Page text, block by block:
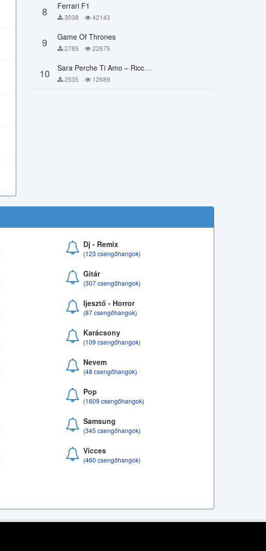
8 Ferrari F1
3038 42143
9 Game Of Thrones
2785 22675
10 Sara Perche Ti Amo – Ricchi E Poveri
2535 12689
Dj - Remix
(123 csengőhangok)
Gitár
(307 csengőhangok)
Ijesztő - Horror
(87 csengőhangok)
Karácsony
(109 csengőhangok)
Nevem
(48 csengőhangok)
Pop
(1609 csengőhangok)
Samsung
(345 csengőhangok)
Vicces
(460 csengőhangok)